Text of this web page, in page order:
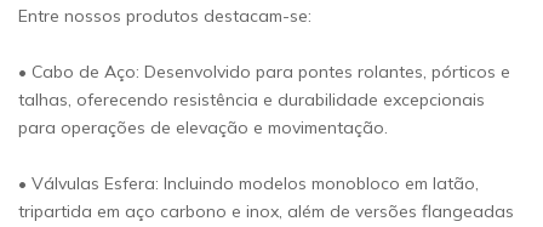
Entre nossos produtos destacam-se:
• Cabo de Aço: Desenvolvido para pontes rolantes, pórticos e
talhas, oferecendo resistência e durabilidade excepcionais
para operações de elevação e movimentação.
• Válvulas Esfera: Incluindo modelos monobloco em latão,
tripartida em aço carbono e inox, além de versões flangeadas